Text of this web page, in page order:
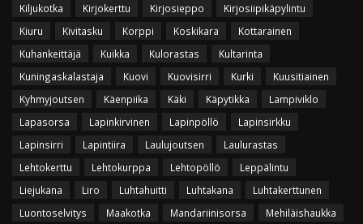
Kiljukotka
Kirjokerttu Kirjosieppo
Kirjosiipikäpylintu
Kiuru
Kivitasku Korppi Koskikara
Kottarainen
Kuhankeittäjä
Kuikka Kulorastas
Kultarinta
Kuningaskalastaja
Kuovi Kuovisirri Kurki
Kuusitiainen
Kyhmyjoutsen
Käenpiika Käki Käpytikka
Lampiviklo
Lapasorsa
Lapinkirvinen Lapinpöllö
Lapinsirkku
Lapinsirri
Lapintiira Laulujoutsen
Laulurastas
Lehtokerttu
Lehtokurppa Lehtopöllö
Leppälintu
Liejukana
Liro Luhtahuitti Luhtakana
Luhtakerttunen
Luontoselvitys
Maakotka Mandariinisorsa
Mehiläishaukka